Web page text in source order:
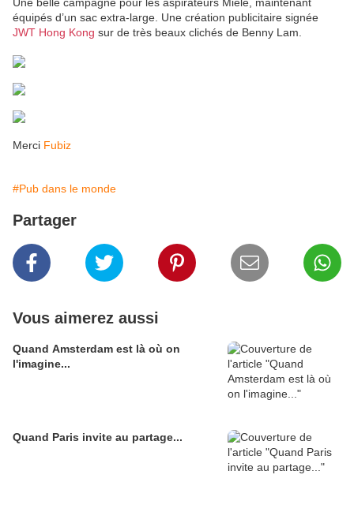
équipés d’un sac extra-large. Une création publicitaire signée
JWT Hong Kong sur de très beaux clichés de Benny Lam.
Merci Fubiz
#Pub dans le monde
Partager
Vous aimerez aussi
Quand Amsterdam est là où on
l'imagine...
Quand Paris invite au partage...